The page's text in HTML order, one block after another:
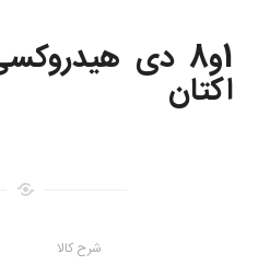
اکتان
شرح کالا